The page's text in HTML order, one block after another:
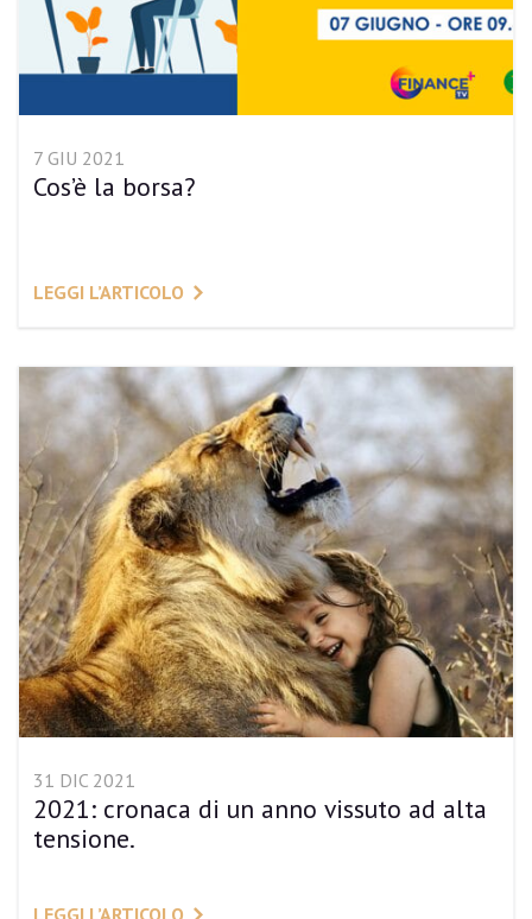
7 GIU 2021
Cos’è la borsa?
LEGGI L’ARTICOLO
31 DIC 2021
2021: cronaca di un anno vissuto ad alta
tensione.